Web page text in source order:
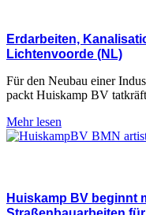
Erdarbeiten,
Lichtenvoorde (NL)
Für den Neubau einer
packt Huiskamp BV
Mehr lesen
Huiskamp BV beginnt